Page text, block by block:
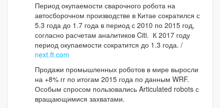
Период окупаемости сварочного робота на
автосборочном производстве в Китае сократился с
5.3 года до 1.7 года в период с 2010 по 2015 год,
согласно расчетам аналитиков Citi. К 2017 году
период окупаемости сократится до 1.3 года. /
next.ft.com
Продажи промышленных роботов в мире выросли
на +8% гг по итогам 2015 года по данным WRF.
Особым спросом пользовались Articulated robots с
вращающимися захватами.